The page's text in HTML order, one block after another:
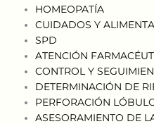
HOMEOPATÍA
CUIDADOS Y
SPD
ATENCIÓN
CONTROL Y
DETERMINACIÓN DE
PERFORACIÓN
ASESORAMIENTO DE